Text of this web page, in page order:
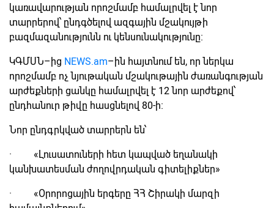
կառավարության որոշմամբ համալրվել է նոր
տարրերով՝ ընդգծելով ազգային մշակույթի
բազմազանությունն ու կենսունակությունը։
ԿԳՄՍՆ–ից NEWS.am–ին հայտնում են, որ ներկա
որոշմամբ ոչ նյութական մշակութային ժառանգության
արժեքների ցանկը համալրվել է 12 նոր արժեքով՝
ընդհանուր թիվը հասցնելով 80-ի։
Նոր ընդգրկված տարրերն են՝
· «Լուսատուների հետ կապված եղանակի
կանխատեսման ժողովրդական գիտելիքներ»
· «Օրորոցային երգերը ՀՀ Շիրակի մարզի